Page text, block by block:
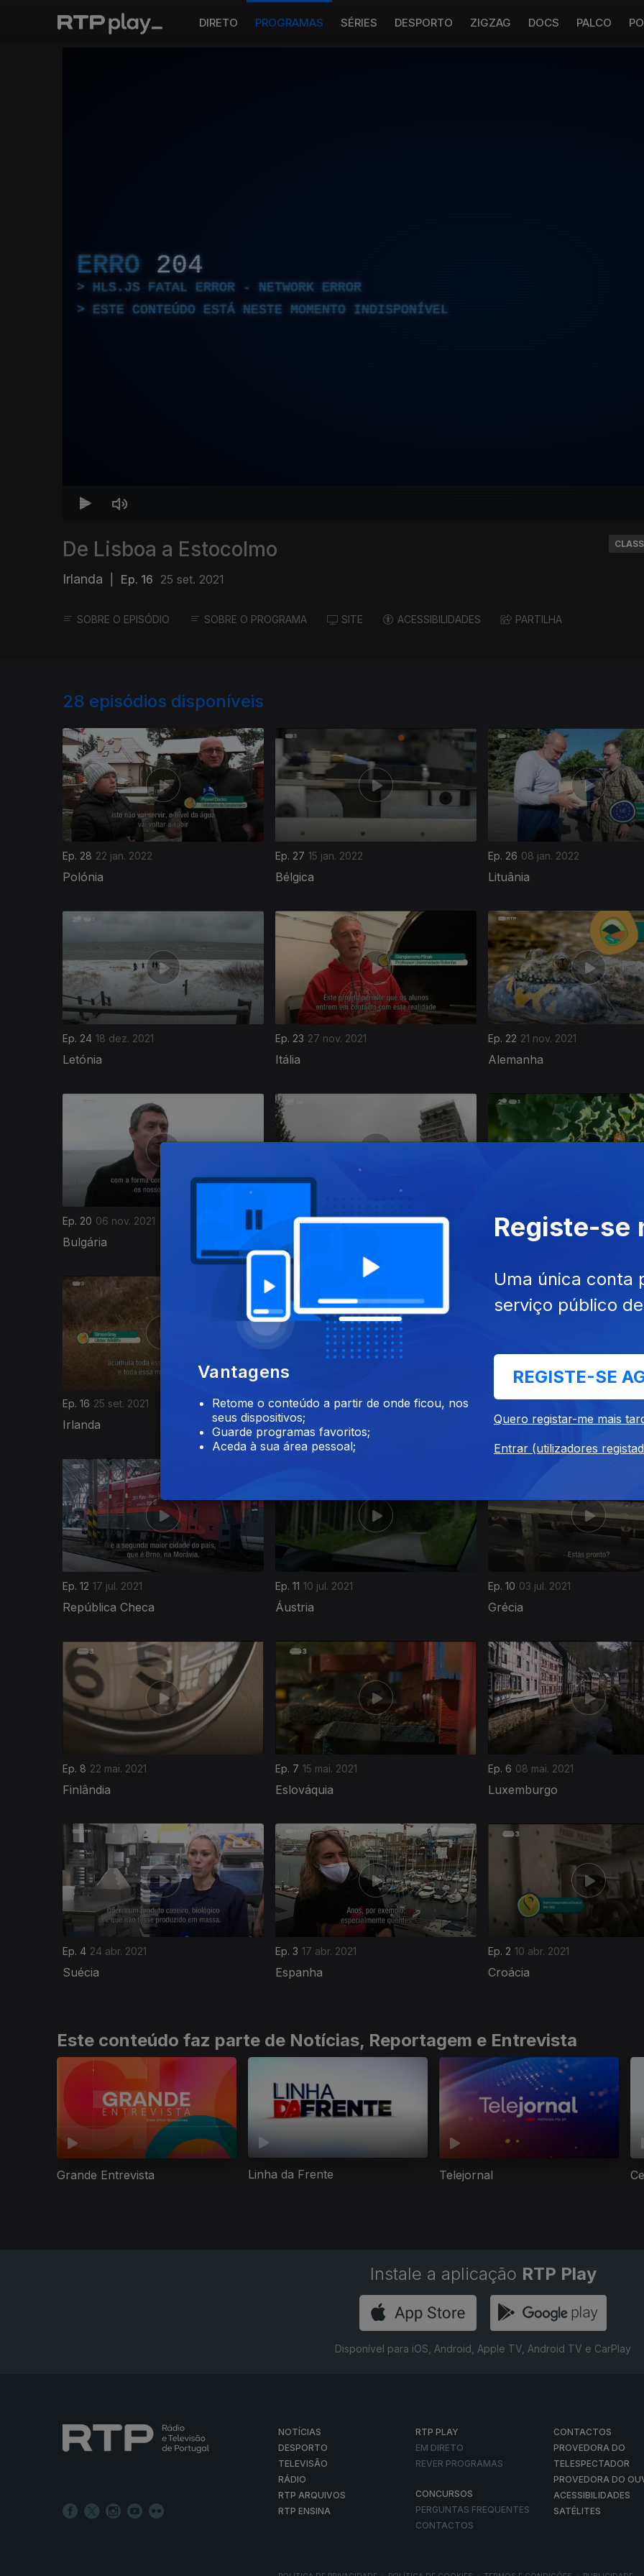
DIRETO PROGRAMAS SÉRIES DESPORTO ZIGZAG DOCS PALCO
ERRO 204
HLS.JS FATAL ERROR - NETWORK ERROR
ESTE CONTEÚDO ESTÁ NESTE MOMENTO INDISPONÍVEL
De Lisboa a Estocolmo
Irlanda Ep. 16 25 set. 2021
SOBRE O EPISÓDIO SOBRE O PROGRAMA SITE ACESSIBILIDADES PARTILHA
28 episódios disponíveis
Ep. 28 22 jan. 2022
Polónia
Ep. 27 15 jan. 2022
Bélgica
Ep. 26 08 jan. 2022
Lituânia
Ep. 24 18 dez. 2021
Letónia
Ep. 23 27 nov. 2021
Itália
Ep. 22 21 nov. 2021
Alemanha
Ep. 20 06 nov. 2021
Bulgária
Ep. 19 30 out. 2021
França
Ep. 18 23 out. 2021
Eslovénia
Ep. 16 25 set. 2021
Irlanda
Ep. 15 18 set. 2021
Países Baixos
Ep. 14 04 set. 2021
Hungria
Ep. 12 17 jul. 2021
República Checa
Ep. 11 10 jul. 2021
Áustria
Ep. 10 03 jul. 2021
Grécia
Ep. 8 22 mai. 2021
Finlândia
Ep. 7 15 mai. 2021
Eslováquia
Ep. 6 08 mai. 2021
Luxemburgo
541132
Ep. 4 24 abr. 2021
Suécia
Ep. 3 17 abr. 2021
Espanha
Ep. 2 10 abr. 2021
Croácia
535009
Este conteúdo faz parte de Notícias, Reportagem e Entrevista
Grande Entrevista Linha da Frente Telejornal
Instale a aplicação RTP Play
Disponível para iOS, Android, Apple TV, Android TV e CarPlay
NOTÍCIAS
DESPORTO
TELEVISÃO
RÁDIO
RTP ARQUIVOS
RTP ENSINA
RTP PLAY
EM DIRETO
REVER PROGRAMAS
CONCURSOS
PERGUNTAS FREQUENTES
CONTACTOS
CONTACTOS
PROVEDORA DO
TELESPECTADOR
PROVEDORA DO
ACESSIBILIDADES
SATÉLITES
Vantagens
Retome o conteúdo a partir de onde ficou, nos
seus dispositivos;
Guarde programas favoritos;
Aceda à sua área pessoal;
Registe-se
Uma única conta
serviço público
REGISTE-SE
Quero registar-me mais
Entrar (utilizadores